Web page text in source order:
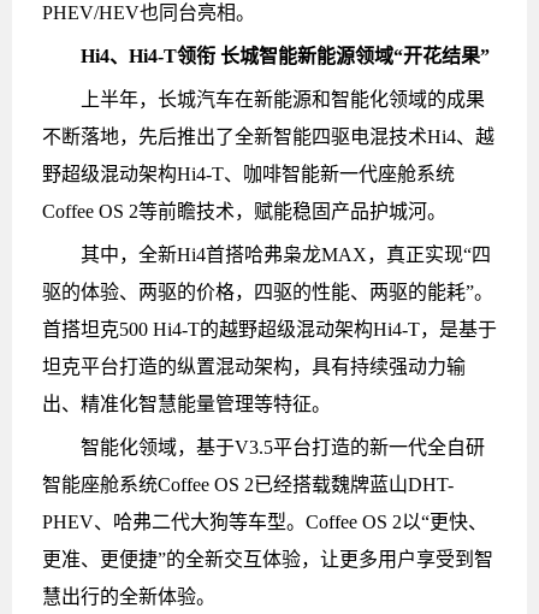
PHEV/HEV也同台亮相。
Hi4、Hi4-T领衔 长城智能新能源领域“开花结果”
上半年，长城汽车在新能源和智能化领域的成果
不断落地，先后推出了全新智能四驱电混技术Hi4、越
野超级混动架构Hi4-T、咖啡智能新一代座舱系统
Coffee OS 2等前瞻技术，赋能稳固产品护城河。
其中，全新Hi4首搭哈弗枭龙MAX，真正实现“四
驱的体验、两驱的价格，四驱的性能、两驱的能耗”。
首搭坦克500 Hi4-T的越野超级混动架构Hi4-T，是基于
坦克平台打造的纵置混动架构，具有持续强动力输
出、精准化智慧能量管理等特征。
智能化领域，基于V3.5平台打造的新一代全自研
智能座舱系统Coffee OS 2已经搭载魏牌蓝山DHT-
PHEV、哈弗二代大狗等车型。Coffee OS 2以“更快、
更准、更便捷”的全新交互体验，让更多用户享受到智
慧出行的全新体验。